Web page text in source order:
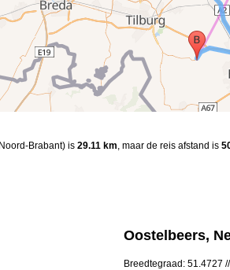
Brabant) is 29.11 km, maar de reis afstand is
Oostelbeers,
Breedtegraad: 51.4727